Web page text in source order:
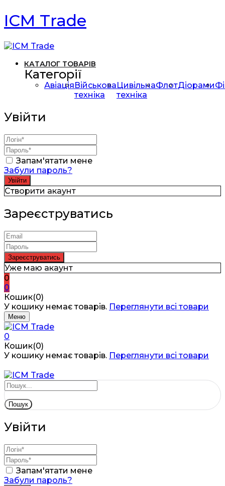
ICM Trade
КАТАЛОГ ТОВАРІВ
Категорії
АвіаціяВійськова
техніка
Цивільна
техніка
ФлотДіорами
Увійти
Запам'ятати мене
Забули пароль?
Створити акаунт
Зареєструватись
Уже маю акаунт
0
0
Кошик(0)
У кошику немає товарів. Переглянути всі товари
Меню
0
Кошик(0)
У кошику немає товарів. Переглянути всі товари
Пошук
Увійти
Запам'ятати мене
Забули пароль?